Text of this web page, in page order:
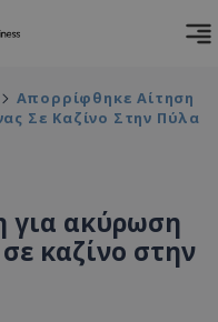
Απορρίφθηκε Αίτηση
Σε Καζίνο Στην Πύλα
για ακύρωση
καζίνο στην